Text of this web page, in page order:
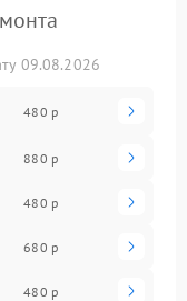
09.08.2026
480 р
880 р
480 р
680 р
480 р